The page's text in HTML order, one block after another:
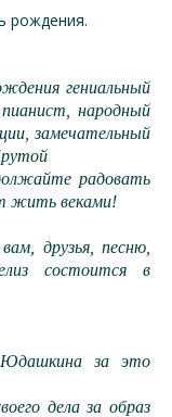
рождения.
гениальный
народный
замечательный
радовать
жить веками!
друзья, песню,
состоится в
Юдашкина за это
дела за образ